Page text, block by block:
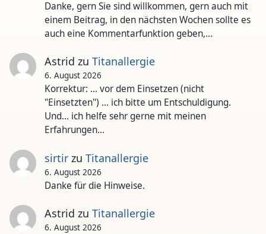
Danke, gern Sie sind willkommen, gern auch mit
einem Beitrag, in den nächsten Wochen sollte es
auch eine Kommentarfunktion geben,…
Astrid zu Titanallergie
6. August 2026
Korrektur: ... vor dem Einsetzen (nicht
"Einsetzten") ... ich bitte um Entschuldigung.
Und... ich helfe sehr gerne mit meinen
Erfahrungen…
sirtirzu Titanallergie
6. August 2026
Danke für die Hinweise.
Astrid zu Titanallergie
6. August 2026